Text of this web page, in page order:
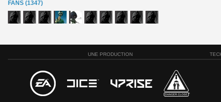
FANS (1347)
UNE PRODUCTION